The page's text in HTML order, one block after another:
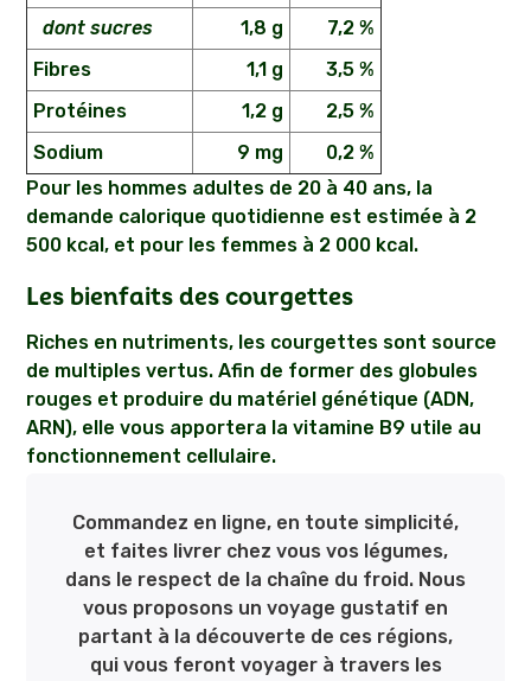
dont sucres
1,8 g
7,2 %
Fibres
1,1 g
3,5 %
Protéines
1,2 g
2,5 %
Sodium
9 mg
0,2 %
Pour les hommes adultes de 20 à 40 ans, la
demande calorique quotidienne est estimée à 2
500 kcal, et pour les femmes à 2 000 kcal.
Les bienfaits des courgettes
Riches en nutriments, les courgettes sont source
de multiples vertus. Afin de former des globules
rouges et produire du matériel génétique (ADN,
ARN), elle vous apportera la vitamine B9 utile au
fonctionnement cellulaire.
Commandez en ligne, en toute simplicité,
et faites livrer chez vous vos légumes,
dans le respect de la chaîne du froid. Nous
vous proposons un voyage gustatif en
partant à la découverte de ces régions,
qui vous feront voyager à travers les